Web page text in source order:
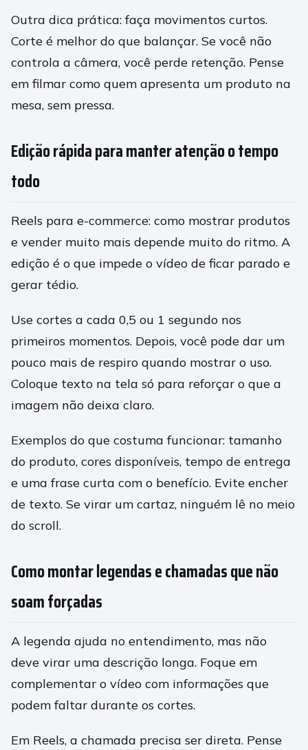
Outra dica prática: faça movimentos curtos.
Corte é melhor do que balançar. Se você não
controla a câmera, você perde retenção. Pense
em filmar como quem apresenta um produto na
mesa, sem pressa.
Edição rápida para manter atenção o tempo
todo
Reels para e-commerce: como mostrar produtos
e vender muito mais depende muito do ritmo. A
edição é o que impede o vídeo de ficar parado e
gerar tédio.
Use cortes a cada 0,5 ou 1 segundo nos
primeiros momentos. Depois, você pode dar um
pouco mais de respiro quando mostrar o uso.
Coloque texto na tela só para reforçar o que a
imagem não deixa claro.
Exemplos do que costuma funcionar: tamanho
do produto, cores disponíveis, tempo de entrega
e uma frase curta com o benefício. Evite encher
de texto. Se virar um cartaz, ninguém lê no meio
do scroll.
Como montar legendas e chamadas que não
soam forçadas
A legenda ajuda no entendimento, mas não
deve virar uma descrição longa. Foque em
complementar o vídeo com informações que
podem faltar durante os cortes.
Em Reels, a chamada precisa ser direta. Pense